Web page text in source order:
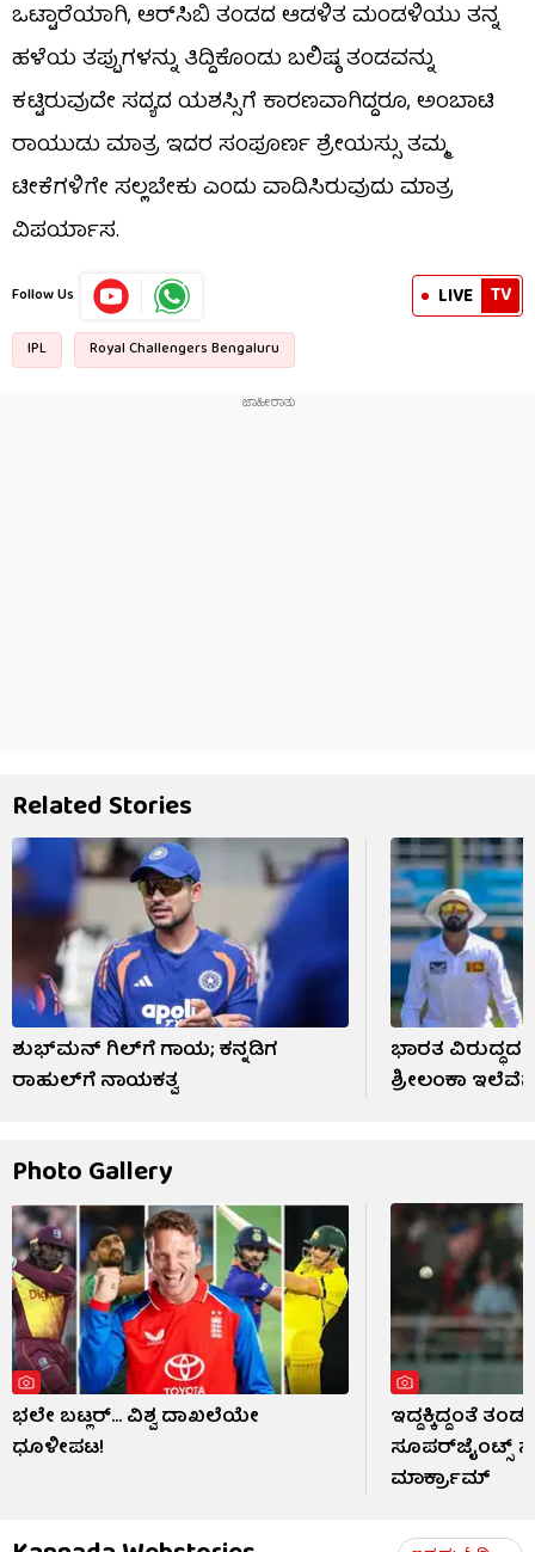
ಒಟ್ಟಾರೆಯಾಗಿ, ಆರ್‌ಸಿಬಿ ತಂಡದ ಆಡಳಿತ ಮಂಡಳಿಯು ತನ್ನ
ಹಳೆಯ ತಪ್ಪುಗಳನ್ನು ತಿದ್ದಿಕೊಂಡು ಬಲಿಷ್ಠ ತಂಡವನ್ನು
ಕಟ್ಟಿರುವುದೇ ಸದ್ಯದ ಯಶಸ್ಸಿಗೆ ಕಾರಣವಾಗಿದ್ದರೂ, ಅಂಬಾಟಿ
ರಾಯುಡು ಮಾತ್ರ ಇದರ ಸಂಪೂರ್ಣ ಶ್ರೇಯಸ್ಸು ತಮ್ಮ
ಟೀಕೆಗಳಿಗೇ ಸಲ್ಲಬೇಕು ಎಂದು ವಾದಿಸಿರುವುದು ಮಾತ್ರ
ವಿಪರ್ಯಾಸ.
Follow Us LIVE TV
IPL Royal Challengers Bengaluru
Related Stories
ಶುಭ್​ಮನ್ ಗಿಲ್​ಗೆ ಗಾಯ; ಕನ್ನಡಿಗ
ರಾಹುಲ್​ಗೆ ನಾಯಕತ್ವ
ಭಾರತ ವಿರುದ್ಧದ
ಶ್ರೀಲಂಕಾ
Photo Gallery
ಭಲೇ ಬಟ್ಲರ್... ವಿಶ್ವ ದಾಖಲೆಯೇ
ಧೂಳೀಪಟ!
ಇದ್ದಕ್ಕಿದ್ದಂತೆ
ಸೂಪರ್‌ಜೈಂಟ್ಸ್
ಮಾರ್ಕ್ರಾಮ್